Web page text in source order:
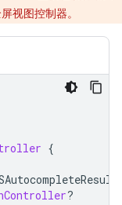
视图控制器。
{
?